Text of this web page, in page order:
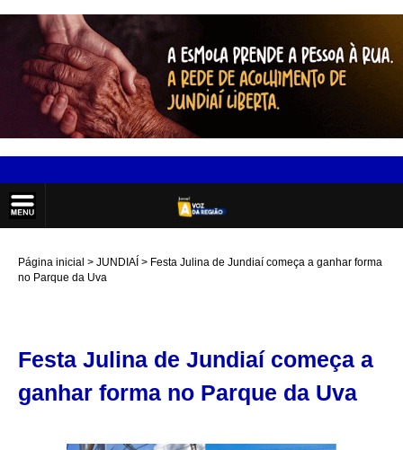
Página inicial JUNDIAÍ
Festa Julina de Jundiaí começa a ganhar forma
no Parque da Uva
Festa Julina de Jundiaí começa a
ganhar forma no Parque da Uva